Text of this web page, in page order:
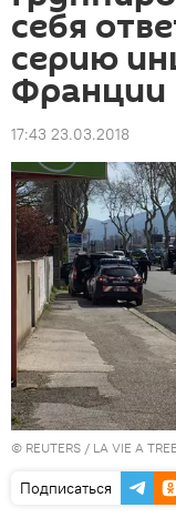
себя
серию
Франции
17:43 23.03.2018
© REUTERS / LA VIE A
Подписаться